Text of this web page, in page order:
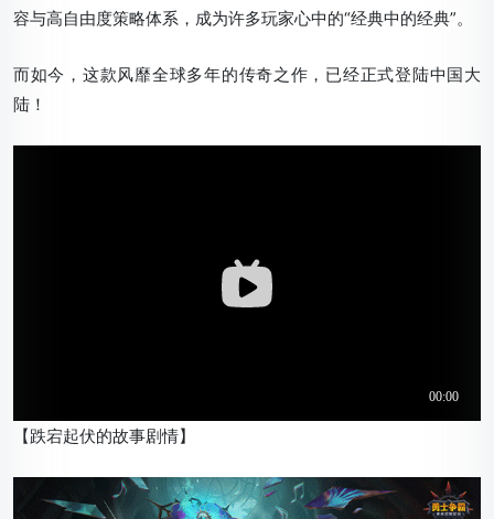
容与高自由度策略体系，成为许多玩家心中的“经典中的经典”。
而如今， 这款风靡全球多年的传奇之作，已经正式登陆中国大
陆！
【跌宕起伏的故事剧情】